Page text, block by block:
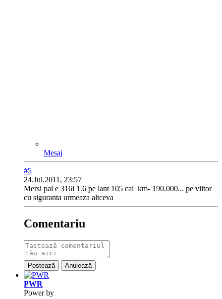
Mesaj
#5
24.Jul.2011, 23:57
Mersi pai e 316i 1.6 pe lant 105 cai km- 190.000... pe viitor
cu siguranta urmeaza altceva
Comentariu
Postează Anulează
PWR
Power by